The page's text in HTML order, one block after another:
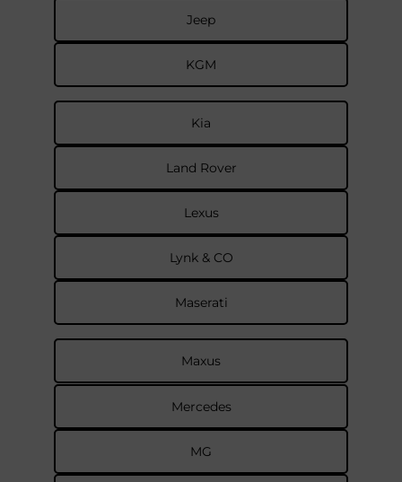
Jeep
KGM
Kia
Land Rover
Lexus
Lynk & CO
Maserati
Maxus
Mercedes
MG